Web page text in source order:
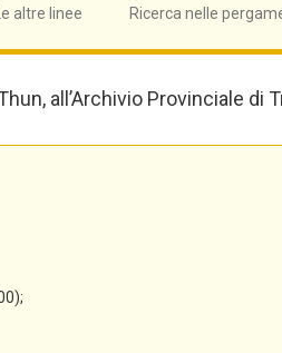
Le altre linee Ricerca nelle
all’Archivio Provinciale di